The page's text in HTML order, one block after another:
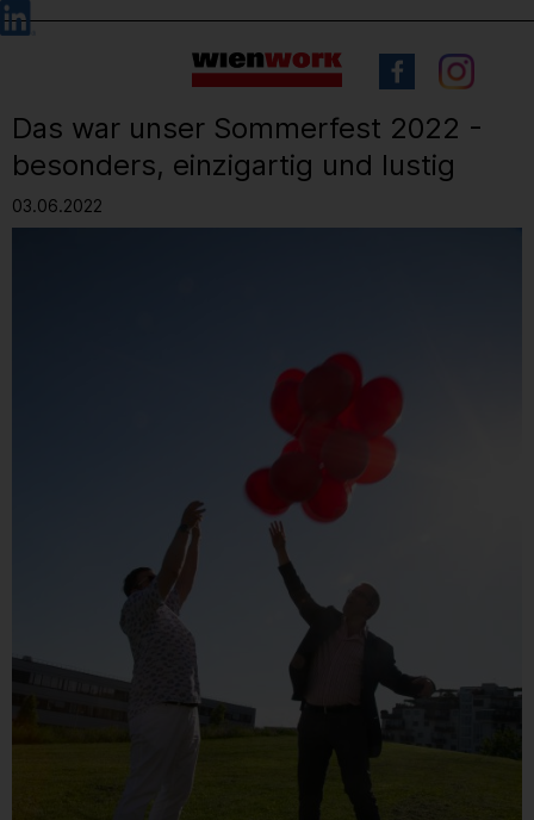
Barrierefreie
Bedienung
Sprachauswahl
Das war unser Sommerfest 2022 -
besonders, einzigartig und lustig
03.06.2022